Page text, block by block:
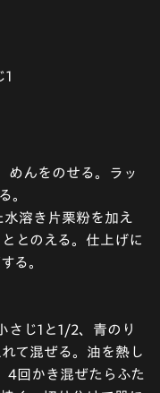
1
めんをのせる。ラッ
。
溶き片栗粉を加え
とのえる。仕上げに
る。
さじ1と1/2、青のり
て混ぜる。油を熱し
4回かき混ぜたらふた